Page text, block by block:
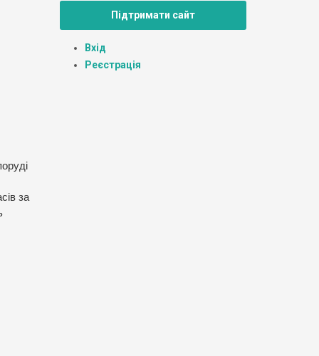
за
Підтримати сайт
Вхід
Реєстрація